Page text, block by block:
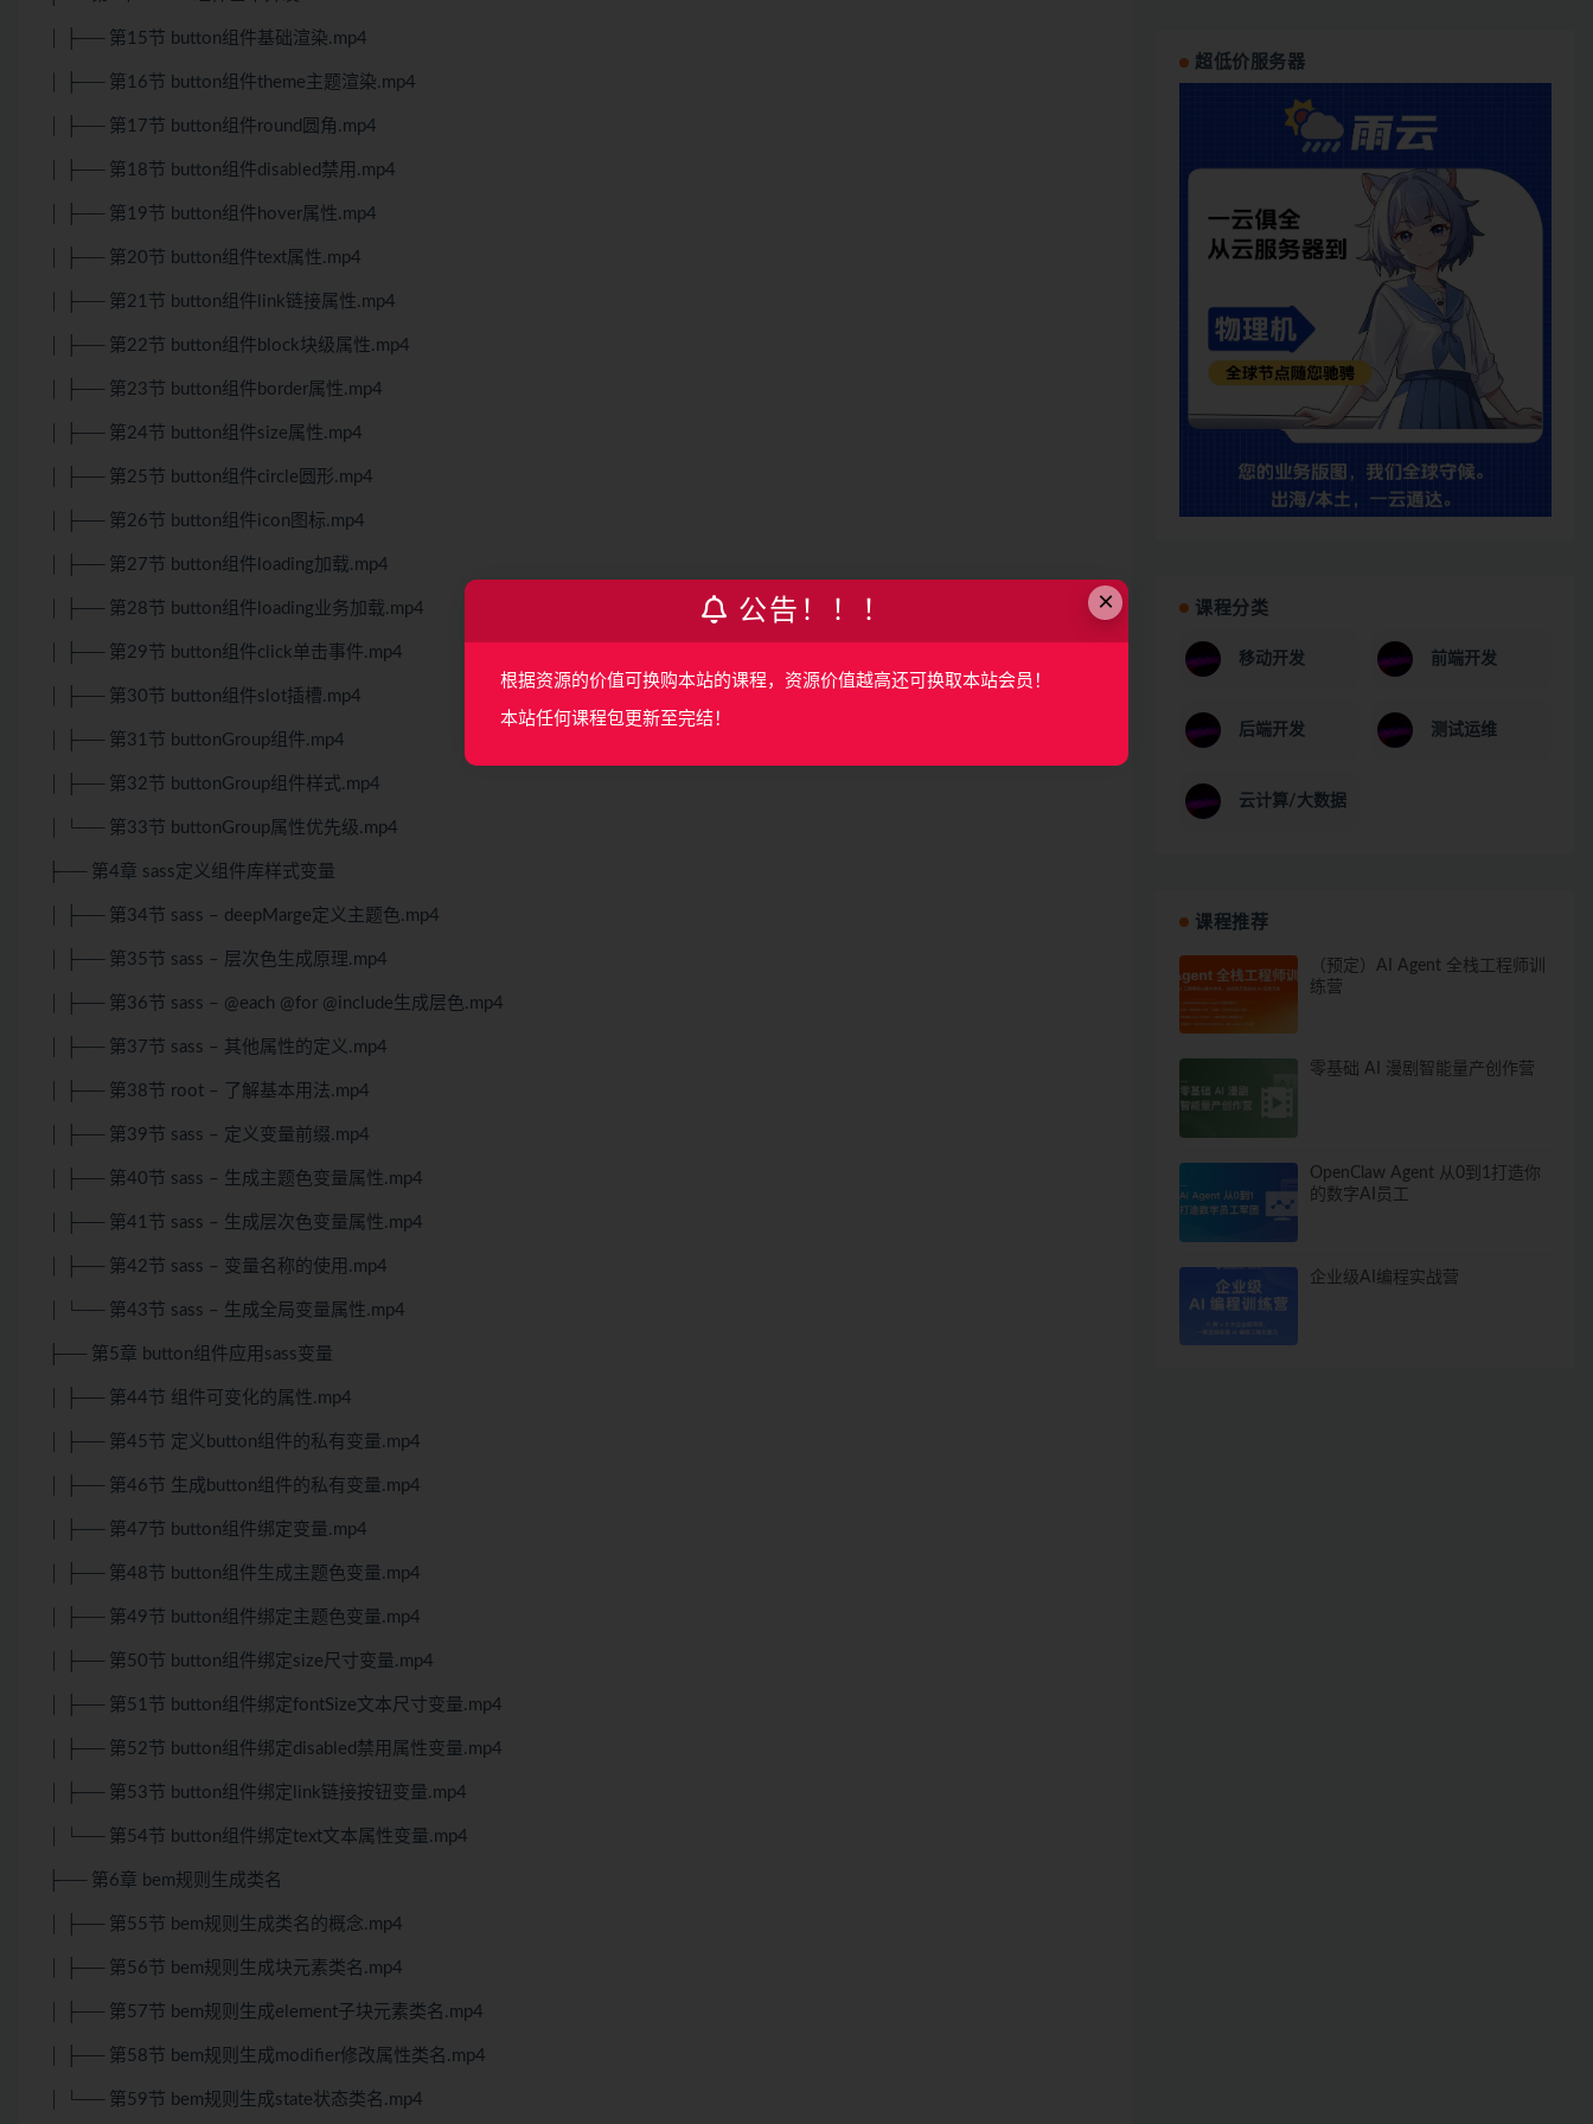
│ ├── 第15节 button组件基础渲染.mp4
│ ├── 第16节 button组件theme主题渲染.mp4
│ ├── 第17节 button组件round圆角.mp4
│ ├── 第18节 button组件disabled禁用.mp4
│ ├── 第19节 button组件hover属性.mp4
│ ├── 第20节 button组件text属性.mp4
│ ├── 第21节 button组件link链接属性.mp4
│ ├── 第22节 button组件block块级属性.mp4
│ ├── 第23节 button组件border属性.mp4
│ ├── 第24节 button组件size属性.mp4
│ ├── 第25节 button组件circle圆形.mp4
│ ├── 第26节 button组件icon图标.mp4
│ ├── 第27节 button组件loading加载.mp4
│ ├── 第28节 button组件loading业务加载.mp4
│ ├── 第29节 button组件click单击事件.mp4
│ ├── 第30节 button组件slot插槽.mp4
│ ├── 第31节 buttonGroup组件.mp4
│ ├── 第32节 buttonGroup组件样式.mp4
│ └── 第33节 buttonGroup属性优先级.mp4
├── 第4章 sass定义组件库样式变量
│ ├── 第34节 sass – deepMarge定义主题色.mp4
│ ├── 第35节 sass – 层次色生成原理.mp4
│ ├── 第36节 sass – @each @for @include生成层色.mp4
│ ├── 第37节 sass – 其他属性的定义.mp4
│ ├── 第38节 root – 了解基本用法.mp4
│ ├── 第39节 sass – 定义变量前缀.mp4
│ ├── 第40节 sass – 生成主题色变量属性.mp4
│ ├── 第41节 sass – 生成层次色变量属性.mp4
│ ├── 第42节 sass – 变量名称的使用.mp4
│ └── 第43节 sass – 生成全局变量属性.mp4
├── 第5章 button组件应用sass变量
│ ├── 第44节 组件可变化的属性.mp4
│ ├── 第45节 定义button组件的私有变量.mp4
│ ├── 第46节 生成button组件的私有变量.mp4
│ ├── 第47节 button组件绑定变量.mp4
│ ├── 第48节 button组件生成主题色变量.mp4
│ ├── 第49节 button组件绑定主题色变量.mp4
│ ├── 第50节 button组件绑定size尺寸变量.mp4
│ ├── 第51节 button组件绑定fontSize文本尺寸变量.mp4
│ ├── 第52节 button组件绑定disabled禁用属性变量.mp4
│ ├── 第53节 button组件绑定link链接按钮变量.mp4
│ └── 第54节 button组件绑定text文本属性变量.mp4
├── 第6章 bem规则生成类名
│ ├── 第55节 bem规则生成类名的概念.mp4
│ ├── 第56节 bem规则生成块元素类名.mp4
│ ├── 第57节 bem规则生成element子块元素类名.mp4
│ ├── 第58节 bem规则生成modifier修改属性类名.mp4
│ └── 第59节 bem规则生成state状态类名.mp4
超低价服务器
课程分类
移动开发 前端开发
后端开发 测试运维
云计算/大数据
课程推荐
（预定）AI Agent 全栈工程师训
练营
零基础 AI 漫剧智能量产创作营
OpenClaw Agent 从0到1打造你
的数字AI员工
企业级AI编程实战营
×
公告！！！
根据资源的价值可换购本站的课程，资源价值越高还可换取本站会员！
本站任何课程包更新至完结！